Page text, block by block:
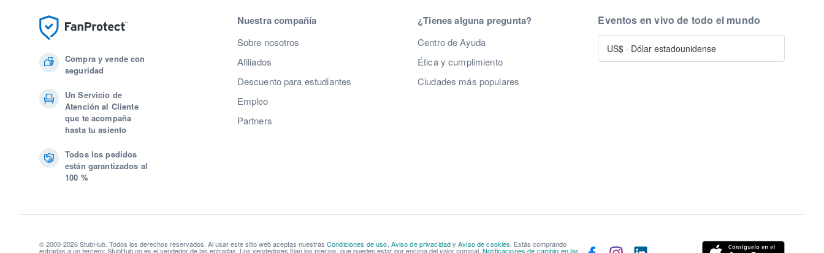
Compra y vende con
seguridad
Un Servicio de
Atención al Cliente
que te acompaña
hasta tu asiento
Todos los pedidos
están garantizados al
100 %
Nuestra compañía
Sobre nosotros
Afiliados
Descuento para estudiantes
Empleo
Partners
¿Tienes alguna pregunta?
Centro de Ayuda
Ética y cumplimiento
Ciudades más populares
Eventos en vivo de todo el mundo
US$ · Dólar estadounidense
© 2000-2026 StubHub. Todos los derechos reservados. Al usar este sitio web aceptas nuestras Condiciones de uso, Aviso de privacidadyAviso de cookies. Estás comprando
entradas a un tercero; StubHub no es el vendedor de las entradas. Los vendedores fijan los precios, que pueden estar por encima del valor nominal. Notificaciones de cambio en las